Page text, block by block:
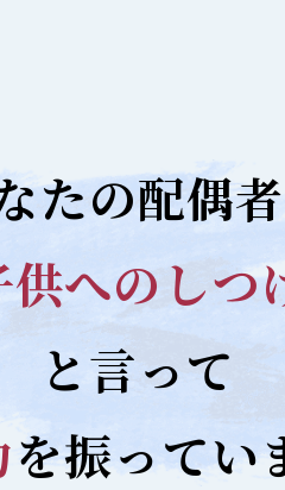
たの配偶
への しつ
と言って
を振ってい